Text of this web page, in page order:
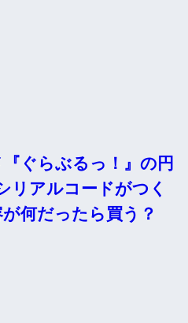
ぐらぶるっ！』の円
リアルコードがつく
何だったら買う？